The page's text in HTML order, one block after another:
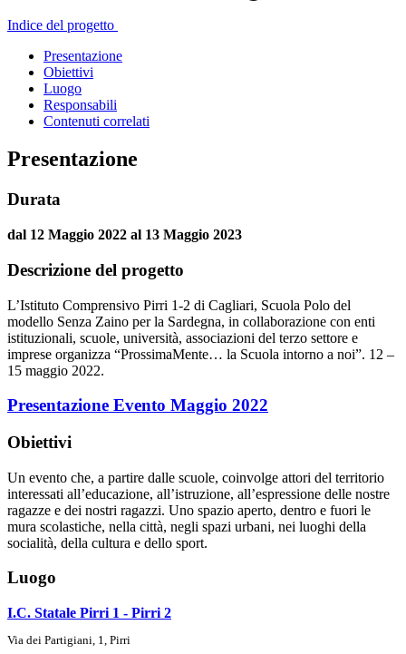
Indice del progetto
Presentazione
Obiettivi
Luogo
Responsabili
Contenuti correlati
Presentazione
Durata
dal 12 Maggio 2022 al 13 Maggio 2023
Descrizione del progetto
L’Istituto Comprensivo Pirri 1-2 di Cagliari, Scuola Polo del
modello Senza Zaino per la Sardegna, in collaborazione con enti
istituzionali, scuole, università, associazioni del terzo settore e
imprese organizza “ProssimaMente… la Scuola intorno a noi”. 12 –
15 maggio 2022.
Presentazione Evento Maggio 2022
Obiettivi
Un evento che, a partire dalle scuole, coinvolge attori del territorio
interessati all’educazione, all’istruzione, all’espressione delle nostre
ragazze e dei nostri ragazzi. Uno spazio aperto, dentro e fuori le
mura scolastiche, nella città, negli spazi urbani, nei luoghi della
socialità, della cultura e dello sport.
Luogo
I.C. Statale Pirri 1 - Pirri 2
Via dei Partigiani, 1, Pirri